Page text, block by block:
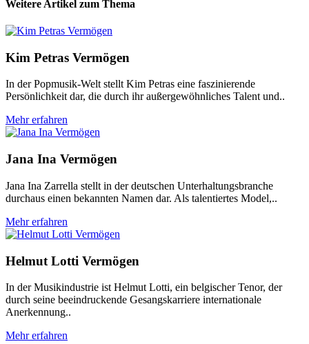
Weitere Artikel zum Thema
Kim Petras Vermögen
In der Popmusik-Welt stellt Kim Petras eine faszinierende
Persönlichkeit dar, die durch ihr außergewöhnliches Talent und..
Mehr erfahren
Jana Ina Vermögen
Jana Ina Zarrella stellt in der deutschen Unterhaltungsbranche
durchaus einen bekannten Namen dar. Als talentiertes Model,..
Mehr erfahren
Helmut Lotti Vermögen
In der Musikindustrie ist Helmut Lotti, ein belgischer Tenor, der
durch seine beeindruckende Gesangskarriere internationale
Anerkennung..
Mehr erfahren